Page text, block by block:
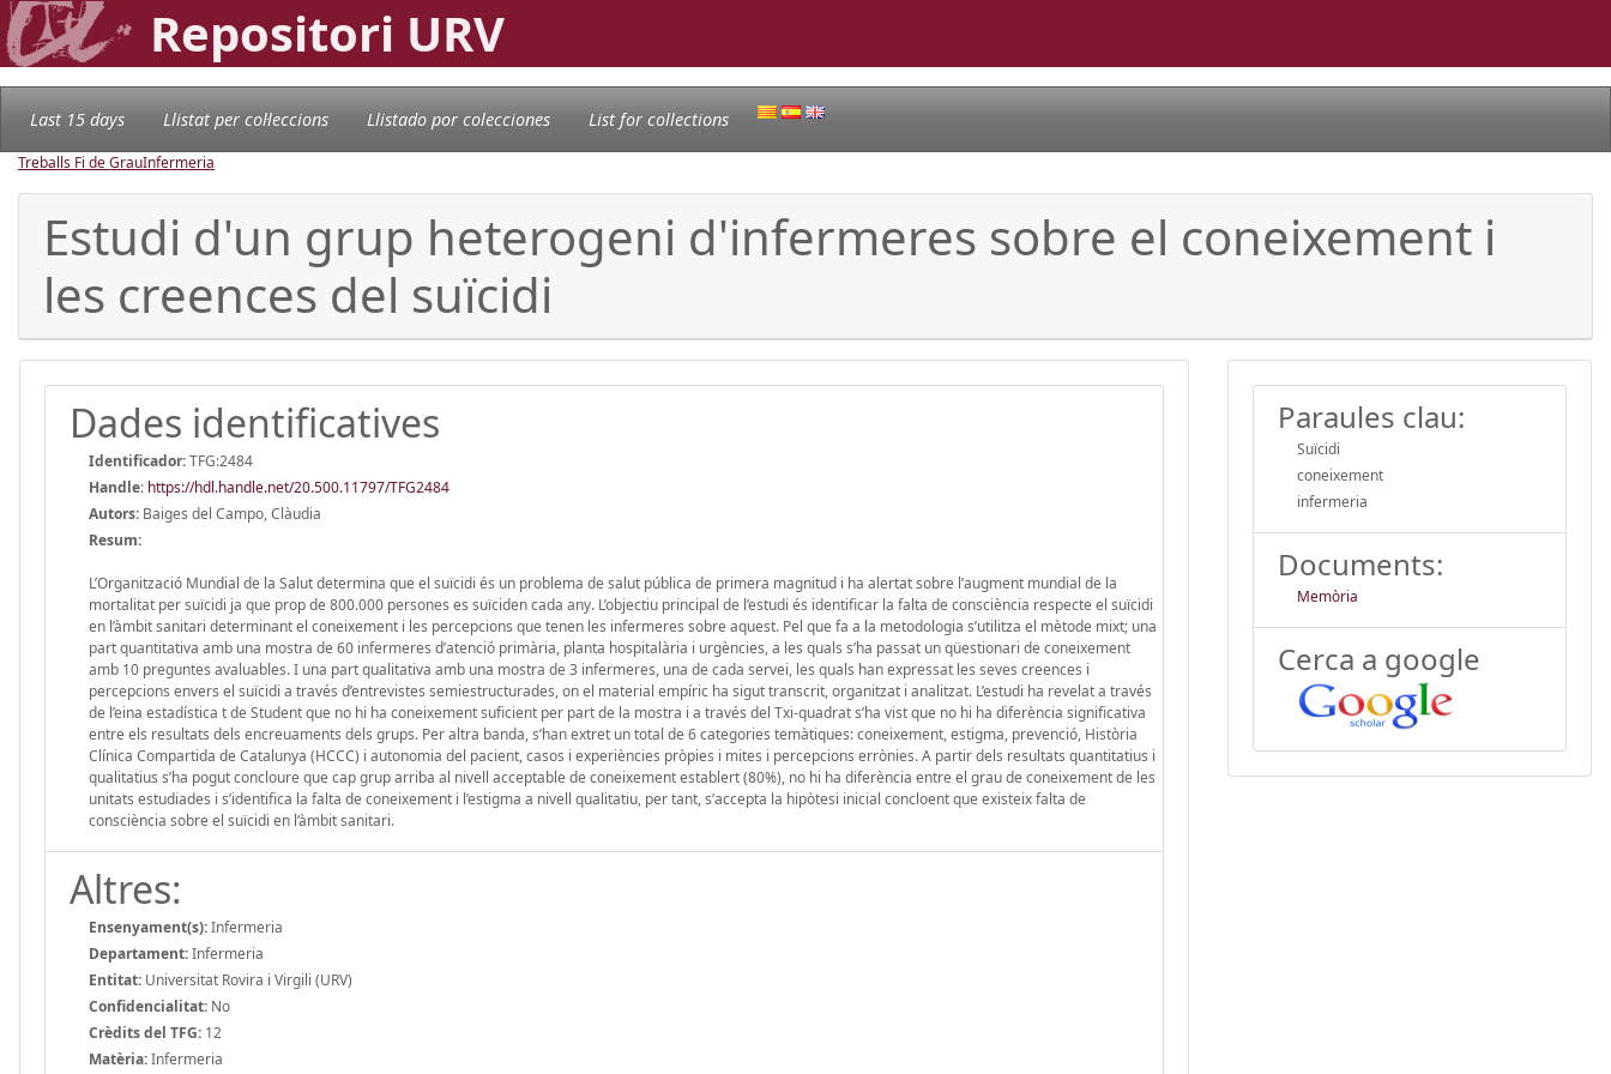
Repositori URV
Last 15 days Llistat per col·leccions Llistado por colecciones List for collections
Treballs Fi de GrauInfermeria
Estudi d'un grup heterogeni d'infermeres sobre el coneixement i
les creences del suïcidi
Dades identificatives
Identificador:TFG:2484
Handle: https://hdl.handle.net/20.500.11797/TFG2484
Autors: Baiges del Campo, Clàudia
Resum:
L’Organització Mundial de la Salut determina que el suïcidi és un problema de salut pública de primera magnitud i ha alertat sobre l’augment mundial de la
mortalitat per suïcidi ja que prop de 800.000 persones es suïciden cada any. L’objectiu principal de l’estudi és identificar la falta de consciència respecte el suïcidi
en l’àmbit sanitari determinant el coneixement i les percepcions que tenen les infermeres sobre aquest. Pel que fa a la metodologia s’utilitza el mètode mixt; una
part quantitativa amb una mostra de 60 infermeres d’atenció primària, planta hospitalària i urgències, a les quals s’ha passat un qüestionari de coneixement
amb 10 preguntes avaluables. I una part qualitativa amb una mostra de 3 infermeres, una de cada servei, les quals han expressat les seves creences i
percepcions envers el suïcidi a través d’entrevistes semiestructurades, on el material empíric ha sigut transcrit, organitzat i analitzat. L’estudi ha revelat a través
de l’eina estadística t de Student que no hi ha coneixement suficient per part de la mostra i a través del Txi-quadrat s’ha vist que no hi ha diferència significativa
entre els resultats dels encreuaments dels grups. Per altra banda, s’han extret un total de 6 categories temàtiques: coneixement, estigma, prevenció, Història
Clínica Compartida de Catalunya (HCCC) i autonomia del pacient, casos i experiències pròpies i mites i percepcions errònies. A partir dels resultats quantitatius i
qualitatius s’ha pogut concloure que cap grup arriba al nivell acceptable de coneixement establert (80%), no hi ha diferència entre el grau de coneixement de les
unitats estudiades i s’identifica la falta de coneixement i l’estigma a nivell qualitatiu, per tant, s’accepta la hipòtesi inicial concloent que existeix falta de
consciència sobre el suïcidi en l’àmbit sanitari.
Altres:
Ensenyament(s):Infermeria
Departament:Infermeria
Entitat: Universitat Rovira i Virgili (URV)
Confidencialitat: No
Crèdits del TFG: 12
Matèria:Infermeria
Paraules clau:
Suïcidi
coneixement
infermeria
Documents:
Memòria
Cerca a google